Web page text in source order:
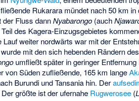
Rukarara mündet nach 50 km
der Fluss dannNyabarongo (auch
des Kagera-Einzugsgebietes
Lauf weiter nordwärts war mit der
mit den sich hebenden Rändern
umfließt später in geringer
von Süden zufließende, 165 km lange
Burundi und Tansania hin. Der
größte ist der ufernahe Rugwerosee (